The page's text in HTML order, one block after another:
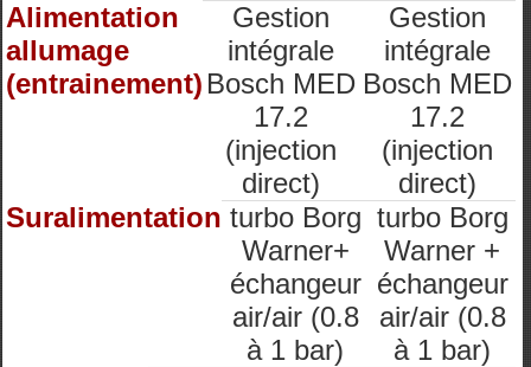
Alimentation
allumage
(entrainement)
Gestion
intégrale
Bosch MED
17.2
(injection
direct)
Gestion
intégrale
Bosch MED
17.2
(injection
direct)
Suralimentation turbo Borg
Warner+
échangeur
air/air (0.8
à 1 bar)
turbo Borg
Warner +
échangeur
air/air (0.8
à 1 bar)